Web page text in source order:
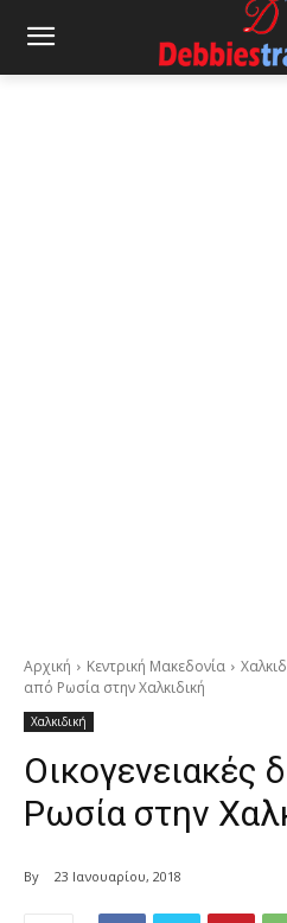
Αρχική Κεντρική Μακεδονία
από Ρωσία στην Χαλκιδική
Χαλκιδική
Οικογενειακές
Ρωσία στην
By 23 Ιανουαρίου, 2018